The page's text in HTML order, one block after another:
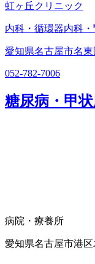
虹ヶ丘クリニック
内科・循環器内科
愛知県名古屋市名東
052-782-7006
糖尿病・甲
病院・療養所
愛知県名古屋市港区